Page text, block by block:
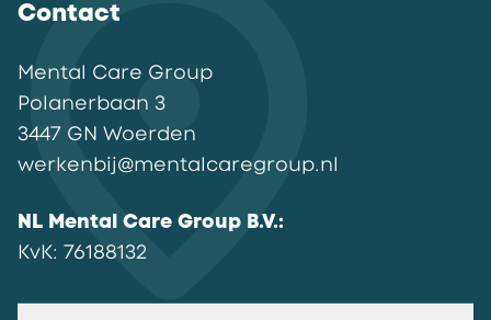
Contact
Mental Care Group
Polanerbaan 3
3447 GN Woerden
werkenbij@mentalcaregroup.nl
NL Mental Care Group B.V.:
KvK: 76188132